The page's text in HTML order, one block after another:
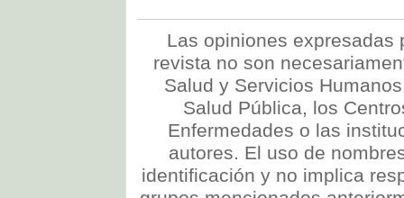
Las opiniones expresadas
revista no son
Salud y Servicios
Salud Pública, los
Enfermedades o las
autores. El uso de
identificación y no implica